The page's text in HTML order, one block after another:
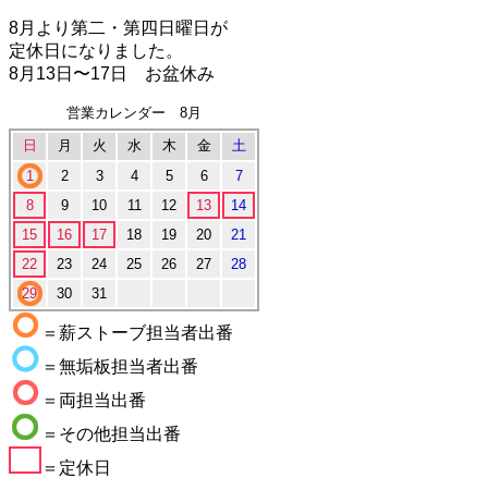
8月より第二・第四日曜日が
定休日になりました。
8月13日〜17日 お盆休み
営業カレンダー 8月
日
月 火 水 木 金
土
1
2 3 4 5 6
7
8
9 10 11 12 13
14
15
16 17 18 19 20
21
22
23 24 25 26 27
28
29
30 31
＝薪ストーブ担当者出番
＝無垢板担当者出番
＝両担当出番
＝その他担当出番
＝定休日